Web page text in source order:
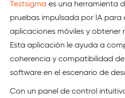
Testsigma es una herramienta
pruebas impulsada por IA para
aplicaciones móviles y obtener
Esta aplicación le ayuda a
coherencia y compatibilidad
software en el escenario de
Con un panel de control